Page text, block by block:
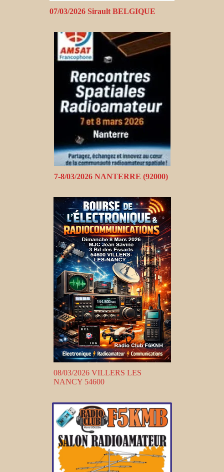
07/03/2026 Sirault BELGIQUE
7-8/03/2026 NANTERRE (92000)
08/03/2026 VILLERS LES
NANCY 54600